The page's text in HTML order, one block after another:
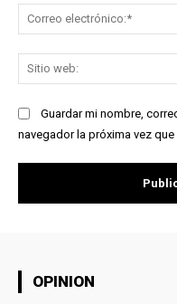
Guardar mi nombre,
navegador la próxima vez
OPINION